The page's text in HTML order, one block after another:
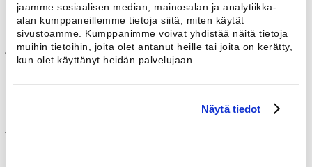
jaamme sosiaalisen median, mainosalan ja analytiikka-
alan kumppaneillemme tietoja siitä, miten käytät
sivustoamme. Kumppanimme voivat yhdistää näitä tietoja
muihin tietoihin, joita olet antanut heille tai joita on kerätty,
kun olet käyttänyt heidän palvelujaan.
Näytä tiedot
Kaappi on tukevarakenteinen ja valmistettu pulverimaalatusta
sähkösinkitystä teräksestä. Oven lapsiturvallinen lukitus
mahdollistaa avaamisen myös sisäpuolelta. Häiriötilanteessa CPS-
järjestelmä suojaa koneen sydäntä, kompressoria, vaurioitumiselta.
Lämpöpumpun avulla kondensoiva kaappi ei tarvitse hormiliitäntää
eikä tehostettua ilmanvaihtoa. Vedenpoistoliitäntä on kaapin takana,